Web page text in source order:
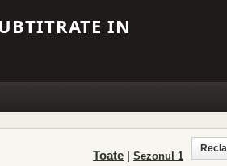
IN
Toate Sezonul 1